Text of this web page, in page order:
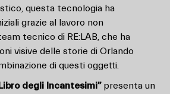
questa tecnologia ha
grazie al lavoro non
tecnico di RE:LAB, che ha
visive delle storie di Orlando
di questi oggetti.
degli Incantesimi”presenta un